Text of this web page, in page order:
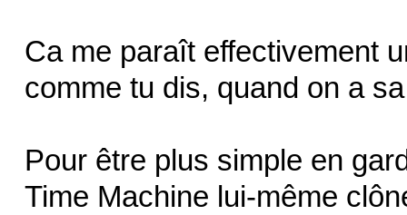
Ca me paraît effectivement
comme tu dis, quand on a
Pour être plus simple en
Time Machine lui-même